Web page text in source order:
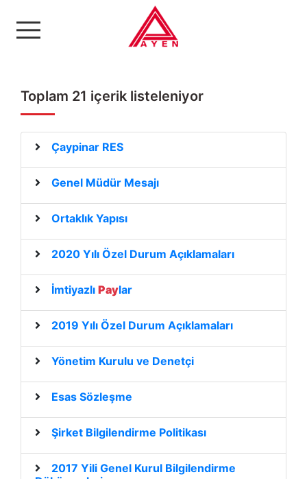
Ayen Enerji A.Ş
Toplam 21 içerik listeleniyor
Çaypinar RES
Genel Müdür Mesajı
Ortaklık Yapısı
2020 Yılı Özel Durum Açıklamaları
İmtiyazlı Paylar
2019 Yılı Özel Durum Açıklamaları
Yönetim Kurulu ve Denetçi
Esas Sözleşme
Şirket Bilgilendirme Politikası
2017 Yili Genel Kurul Bilgilendirme